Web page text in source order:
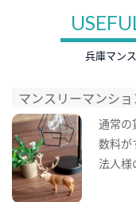
兵庫マン
マンスリーマンショ
通常の
数料が
法人様